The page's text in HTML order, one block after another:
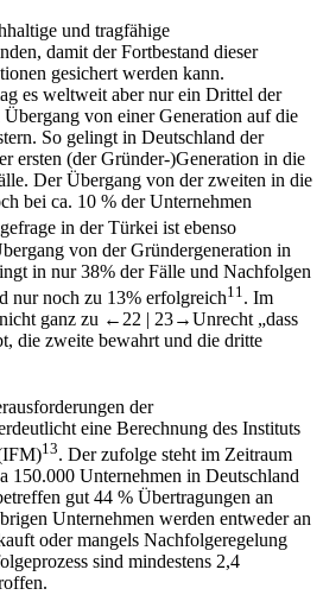
und tragfähige
damit der Fortbestand dieser
gesichert werden kann.
es weltweit aber nur ein Drittel der
von einer Generation auf die
So gelingt in Deutschland der
ersten (der Gründer-)Generation in die
Der Übergang von der zweiten in die
bei ca. 10 % der Unternehmen
in der Türkei ist ebenso
von der Gründergeneration in
in nur 38% der Fälle und Nachfolgen
nur noch zu 13% erfolgreich11 . Im
ganz zu ←22 | 23→Unrecht „dass
die zweite bewahrt und die dritte
der
eine Berechnung des Instituts
13. Der zufolge steht im Zeitraum
150.000 Unternehmen in Deutschland
gut 44 % Übertragungen an
Unternehmen werden entweder an
oder mangels Nachfolgeregelung
sind mindestens 2,4